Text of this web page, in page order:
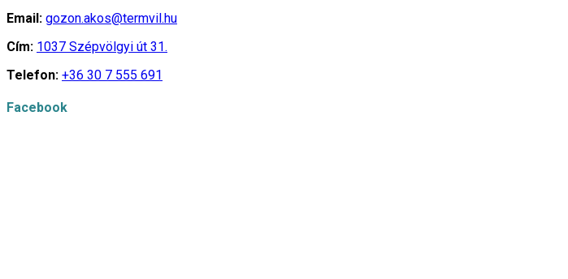
Email: gozon.akos@termvil.hu
Cím: 1037 Szépvölgyi út 31.
Telefon: +36 30 7 555 691
Facebook